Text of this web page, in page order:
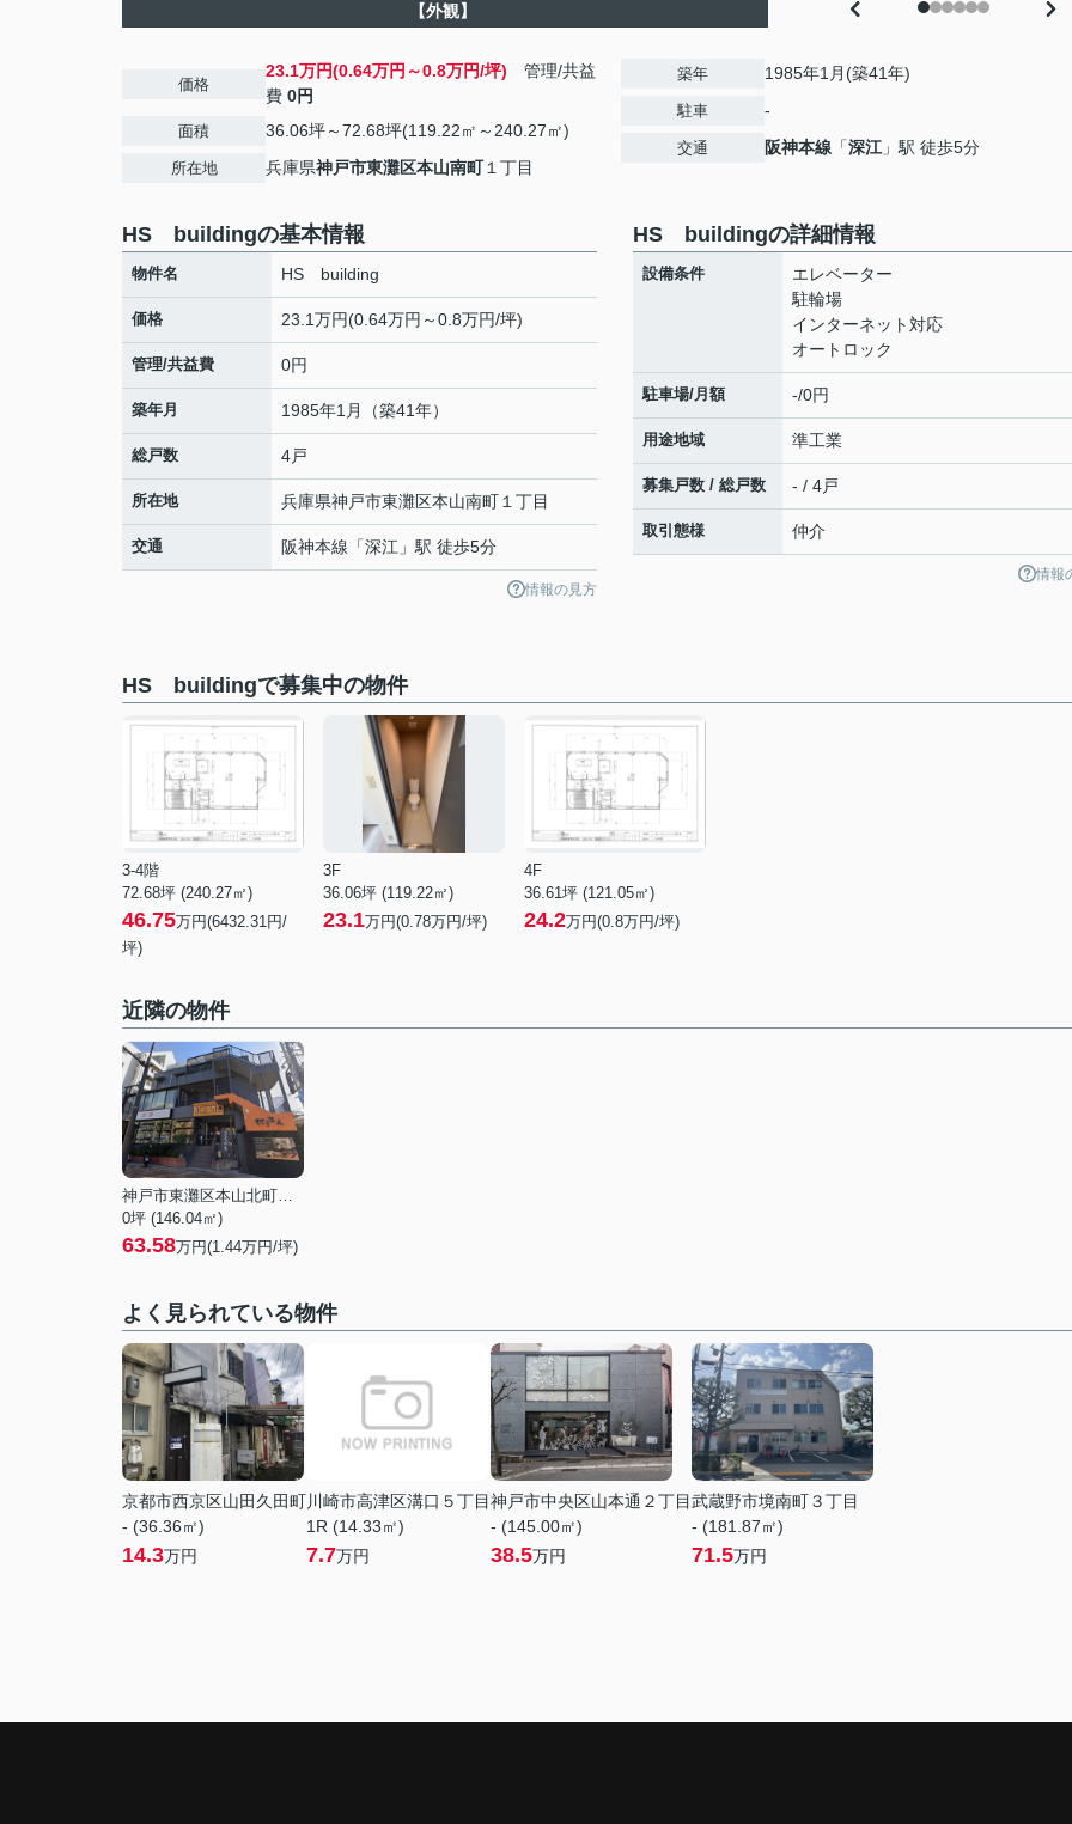
【外観】
価格
23.1万円(0.64万円～0.8万円/坪) 管理/共益
費 0円
面積 36.06坪～72.68坪(119.22㎡～240.27㎡)
所在地 兵庫県神戸市東灘区本山南町１丁目
築年 1985年1月(築41年)
駐車 -
交通 阪神本線 「深江 」駅 徒歩5分
HS buildingの基本情報
物件名 HS building
価格 23.1万円(0.64万円～0.8万円/坪)
管理/共益費 0円
築年月 1985年1月（築41年）
総戸数 4戸
所在地 兵庫県神戸市東灘区本山南町 １丁目
交通 阪神本線 「深江 」駅 徒歩5分
情報の見方
HS buildingの詳細情報
設備条件
エレベーター
駐輪場
インターネット対応
オートロック
駐車場/月額 -/0円
用途地域 準工業
募集戸数 / 総戸数 - / 4戸
取引態様 仲介
情報
HS buildingで募集中の物件
3-4階
72.68坪 (240.27㎡)
46.75万円(6432.31円/
坪)
3F
36.06坪 (119.22㎡)
23.1万円(0.78万円/坪)
4F
36.61坪 (121.05㎡)
24.2万円(0.8万円/坪)
近隣の物件
神戸市東灘区本山北町３丁目
0坪 (146.04㎡)
63.58万円(1.44万円/坪)
よく見られている物件
京都市西京区山田久田町
- (36.36㎡)
14.3万円
川崎市高津区溝口５丁目
1R (14.33㎡)
7.7万円
神戸市中央区山本通２丁目
- (145.00㎡)
38.5万円
武蔵野市境南町３丁目
- (181.87㎡)
71.5万円